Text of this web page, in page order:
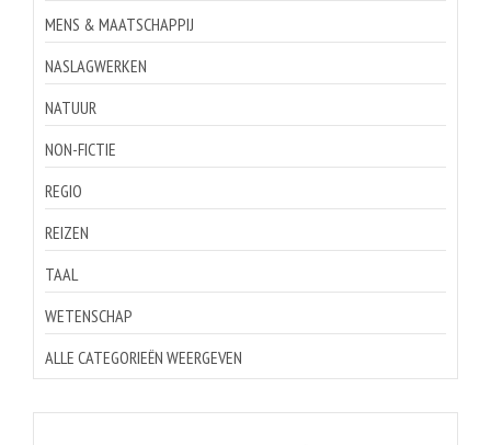
MENS & MAATSCHAPPIJ
NASLAGWERKEN
NATUUR
NON-FICTIE
REGIO
REIZEN
TAAL
WETENSCHAP
ALLE CATEGORIEËN WEERGEVEN